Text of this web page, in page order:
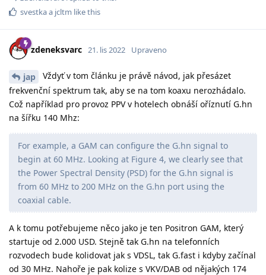
svestkaa jcltm like this
zdeneksvarc 21. lis 2022 Upraveno
jap
Vždyť v tom článku je právě návod, jak přesázet
frekvenční spektrum tak, aby se na tom koaxu nerozhádalo.
Což například pro provoz PPV v hotelech obnáší oříznutí G.hn
na šířku 140 Mhz:
For example, a GAM can configure the G.hn signal to
begin at 60 MHz. Looking at Figure 4, we clearly see that
the Power Spectral Density (PSD) for the G.hn signal is
from 60 MHz to 200 MHz on the G.hn port using the
coaxial cable.
A k tomu potřebujeme něco jako je ten Positron GAM, který
startuje od 2.000 USD. Stejně tak G.hn na telefonních
rozvodech bude kolidovat jak s VDSL, tak G.fast i kdyby začínal
od 30 MHz. Nahoře je pak kolize s VKV/DAB od nějakých 174